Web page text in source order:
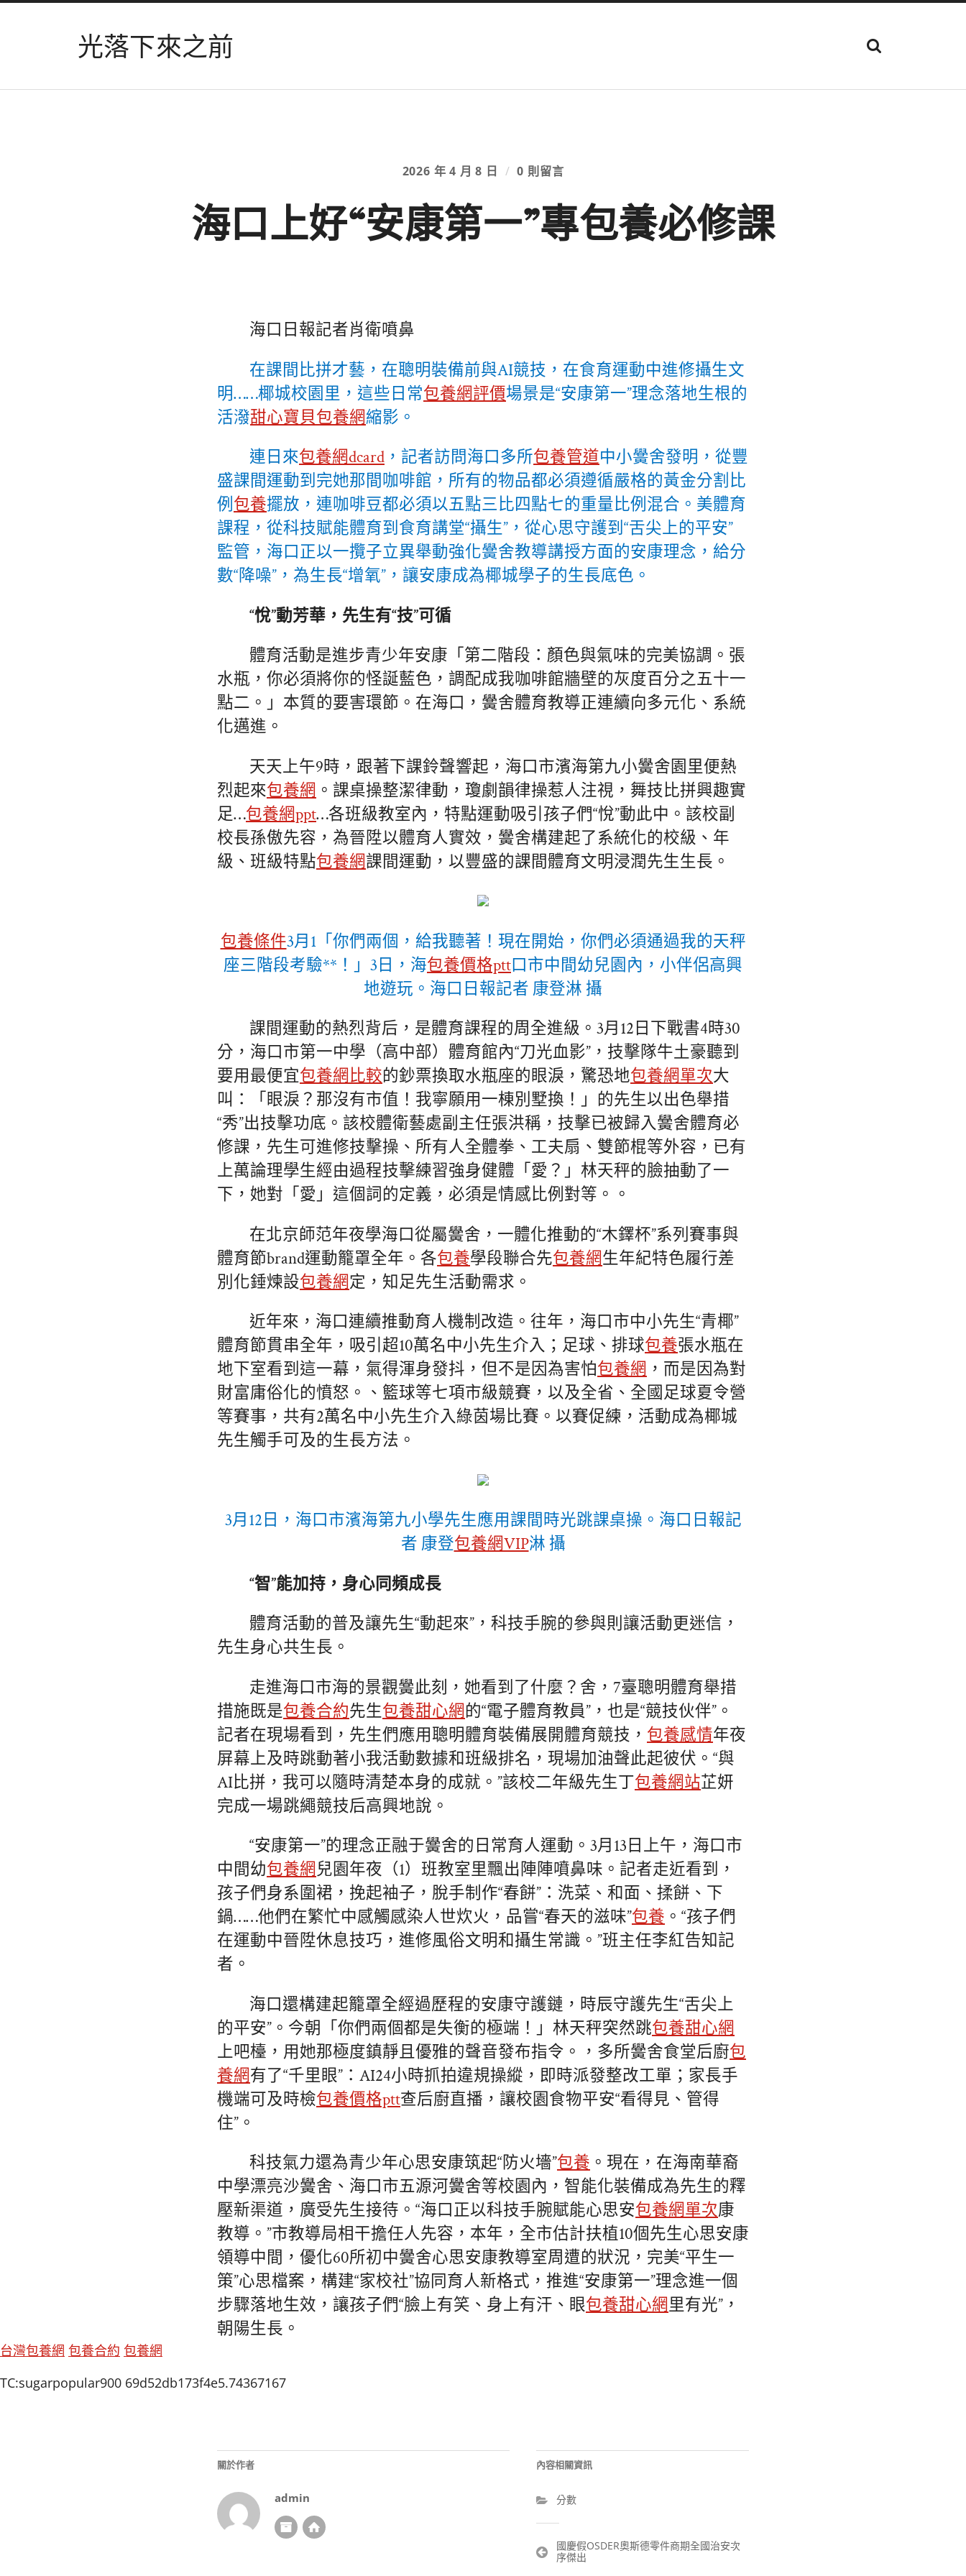
光落下來之前
顯
示
位
2026 年 4 月 8 日 / 0 則留言
海口上好“安康第一”專包養必修課
海口日報記者肖衛噴鼻
在課間比拼才藝，在聰明裝備前與AI競技，在食育運動中進修攝生文
明……椰城校園里，這些日常包養網評價場景是“安康第一”理念落地生根的
活潑甜心寶貝包養網縮影。
連日來包養網dcard ，記者訪問海口多所包養管道中小黌舍發明，從豐
盛課間運動到完她那間咖啡館，所有的物品都必須遵循嚴格的黃金分割比
例包養擺放，連咖啡豆都必須以五點三比四點七的重量比例混合。美體育
課程，從科技賦能體育到食育講堂“攝生”，從心思守護到“舌尖上的平安”
監管，海口正以一攬子立異舉動強化黌舍教導講授方面的安康理念，給分
數“降噪”，為生長“增氧”，讓安康成為椰城學子的生長底色。
“悅”動芳華，先生有“技”可循
體育活動是進步青少年安康「第二階段：顏色與氣味的完美協調。張
水瓶，你必須將你的怪誕藍色，調配成我咖啡館牆壁的灰度百分之五十一
點二。」本質的要害環節。在海口，黌舍體育教導正連續向多元化、系統
化邁進。
天天上午9時，跟著下課鈴聲響起，海口市濱海第九小黌舍園里便熱
烈起來包養網 。課桌操整潔律動，瓊劇韻律操惹人注視，舞技比拼興趣實
足…包養網ppt…各班級教室內，特點運動吸引孩子們“悅”動此中。該校副
校長孫傲先容，為晉陞以體育人實效，黌舍構建起了系統化的校級、年
級、班級特點包養網課間運動，以豐盛的課間體育文明浸潤先生生長。
包養條件3月1「你們兩個，給我聽著！現在開始，你們必須通過我的天秤
座三階段考驗**！」3日，海包養價格ptt口市中間幼兒園內，小伴侶高興
地遊玩。海口日報記者 康登淋 攝
課間運動的熱烈背后，是體育課程的周全進級。3月12日下戰書4時30
分，海口市第一中學（高中部）體育館內“刀光血影”，技擊隊牛土豪聽到
要用最便宜包養網比較的鈔票換取水瓶座的眼淚，驚恐地包養網單次大
叫：「眼淚？那沒有市值！我寧願用一棟別墅換！」的先生以出色舉措
“秀”出技擊功底。該校體衛藝處副主任張洪稱，技擊已被歸入黌舍體育必
修課，先生可進修技擊操、所有人全體拳、工夫扇、雙節棍等外容，已有
上萬論理學生經由過程技擊練習強身健體「愛？」林天秤的臉抽動了一
下，她對「愛」這個詞的定義，必須是情感比例對等。。
在北京師范年夜學海口從屬黌舍，一體化推動的“木鐸杯”系列賽事與
體育節brand運動籠罩全年。各包養學段聯合先包養網生年紀特色履行差
別化錘煉設包養網定，知足先生活動需求。
近年來，海口連續推動育人機制改造。往年，海口市中小先生“青椰”
體育節貫串全年，吸引超10萬名中小先生介入；足球、排球包養張水瓶在
地下室看到這一幕，氣得渾身發抖，但不是因為害怕包養網 ，而是因為對
財富庸俗化的憤怒。、籃球等七項市級競賽，以及全省、全國足球夏令營
等賽事，共有2萬名中小先生介入綠茵場比賽。以賽促練，活動成為椰城
先生觸手可及的生長方法。
3月12日，海口市濱海第九小學先生應用課間時光跳課桌操。海口日報記
者 康登包養網VIP淋 攝
“智”能加持，身心同頻成長
體育活動的普及讓先生“動起來”，科技手腕的參與則讓活動更迷信，
先生身心共生長。
走進海口市海的景觀黌此刻，她看到了什麼？舍，7臺聰明體育舉措
措施既是包養合約先生包養甜心網的“電子體育教員”，也是“競技伙伴”。
記者在現場看到，先生們應用聰明體育裝備展開體育競技， 包養感情年夜
屏幕上及時跳動著小我活動數據和班級排名，現場加油聲此起彼伏。“與
AI比拼，我可以隨時清楚本身的成就。”該校二年級先生丁包養網站芷妍
完成一場跳繩競技后高興地說。
“安康第一”的理念正融于黌舍的日常育人運動。3月13日上午，海口市
中間幼包養網兒園年夜（1）班教室里飄出陣陣噴鼻味。記者走近看到，
孩子們身系圍裙，挽起袖子，脫手制作“春餅”：洗菜、和面、揉餅、下
鍋……他們在繁忙中感觸感染人世炊火，品嘗“春天的滋味”包養 。“孩子們
在運動中晉陞休息技巧，進修風俗文明和攝生常識。”班主任李紅告知記
者。
海口還構建起籠罩全經過歷程的安康守護鏈，時辰守護先生“舌尖上
的平安”。今朝「你們兩個都是失衡的極端！」林天秤突然跳包養甜心網
上吧檯，用她那極度鎮靜且優雅的聲音發布指令。，多所黌舍食堂后廚包
養網有了“千里眼”：AI24小時抓拍違規操縱，即時派發整改工單；家長手
機端可及時檢包養價格ptt查后廚直播，讓校園食物平安“看得見、管得
住”。
科技氣力還為青少年心思安康筑起“防火墻”包養 。現在，在海南華裔
中學漂亮沙黌舍、海口市五源河黌舍等校園內，智能化裝備成為先生的釋
壓新渠道，廣受先生接待。“海口正以科技手腕賦能心思安包養網單次康
教導。”市教導局相干擔任人先容，本年，全市估計扶植10個先生心思安康
領導中間，優化60所初中黌舍心思安康教導室周遭的狀況，完美“平生一
策”心思檔案，構建“家校社”協同育人新格式，推進“安康第一”理念進一個
步驟落地生效，讓孩子們“臉上有笑、身上有汗、眼包養甜心網里有光”，
朝陽生長。
台灣包養網 包養合約 包養網
TC:sugarpopular900 69d52db173f4e5.74367167
關於作者
admin
內容相關資訊
分數
文
章
國慶假OSDER奧斯德零件商期全國治安次
序傑出